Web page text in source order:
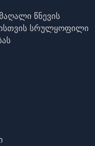
წნევის
სრულყოფილი